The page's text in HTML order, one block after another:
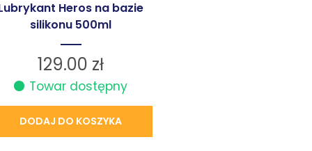
Heros na bazie
silikonu 500ml
129.00 zł
Towar dostępny
DODAJ DO KOSZYKA